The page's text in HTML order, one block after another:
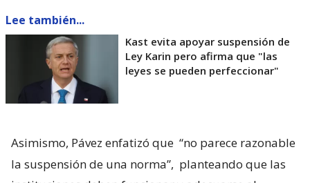
Lee también...
Kast evita apoyar suspensión de
Ley Karin pero afirma que "las
leyes se pueden perfeccionar"
Asimismo, Pávez enfatizó que “no parece razonable
la suspensión de una norma”, planteando que las